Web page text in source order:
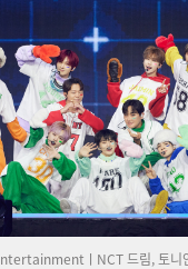
ㅣNCT 드림, 토니